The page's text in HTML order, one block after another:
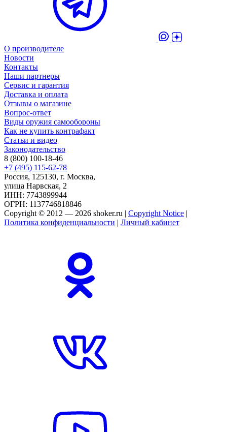
О производителе
Новости
Контакты
Наши партнеры
Сервис и гарантия
Доставка и оплата
Отзывы о магазине
Вопрос-ответ
Виды оружия самообороны
Как не купить контрафакт
Статьи и видео
Законодательство
8 (800) 100-18-46
+7 (495) 115-62-78
Россия, 125130, г. Москва,
улица Нарвская, 2
ИНН: 7743899944
ОГРН: 1137746818846
Copyright © 2012 — 2026 shoker.ru | Copyright Notice |
Политика конфиденциальности | Личный кабинет